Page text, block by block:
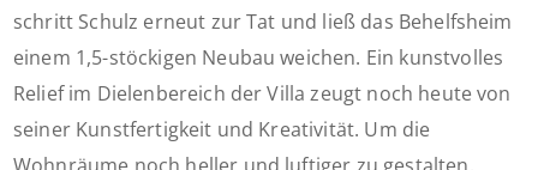
schritt Schulz erneut zur Tat und ließ das Behelfsheim
einem 1,5-stöckigen Neubau weichen. Ein kunstvolles
Relief im Dielenbereich der Villa zeugt noch heute von
seiner Kunstfertigkeit und Kreativität. Um die
Wohnräume noch heller und luftiger zu gestalten,